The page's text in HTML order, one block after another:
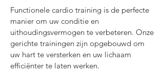
Functionele cardio training is de perfecte
manier om uw conditie en
uithoudingsvermogen te verbeteren. Onze
gerichte trainingen zijn opgebouwd om
uw hart te versterken en uw lichaam
efficiënter te laten werken.